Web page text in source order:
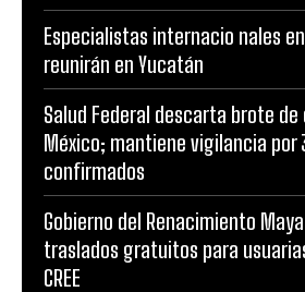
Especialistas internacio nales
reunirán en Yucatán
Salud Federal descarta brote
México; mantiene vigilancia por
confirmados
Gobierno del Renacimiento
traslados gratuitos para
CREE